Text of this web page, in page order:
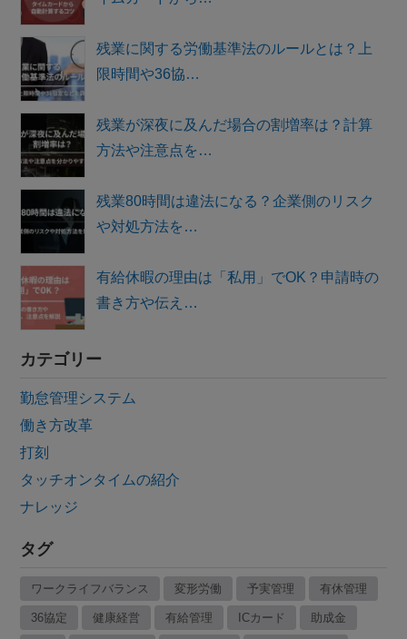
残業に関する労働基準法のルールとは？上
限時間や36協…
残業が深夜に及んだ場合の割増率は？計算
方法や注意点を…
残業80時間は違法になる？企業側のリスク
や対処方法を…
有給休暇の理由は「私用」でOK？申請時の
書き方や伝え…
カテゴリー
勤怠管理システム
働き方改革
打刻
タッチオンタイムの紹介
ナレッジ
タグ
ワークライフバランス 変形労働 予実管理 有休管理
36協定 健康経営 有給管理 ICカード 助成金